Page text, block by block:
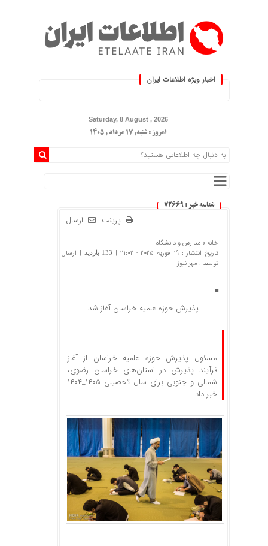
اخبار ویژه اطلاعات ایران
Saturday, 8 August , 2026
امروز : شنبه, ۱۷ مرداد , ۱۴۰۵
شناسه خبر : 72669
ارسال پرینت
خانه » مدارس و دانشگاه
تاریخ انتشار : 19 فوریه 2025 - 21:02 |
133 بازدید
| ارسال
توسط : مهر نیوز
پذیرش حوزه علمیه خراسان آغاز شد
مسئول پذیرش حوزه علمیه خراسان از آغاز
فرآیند پذیرش در استان‌های خراسان رضوی،
شمالی و جنوبی برای سال تحصیلی ۱۴۰۵_۱۴۰۴
خبر داد.